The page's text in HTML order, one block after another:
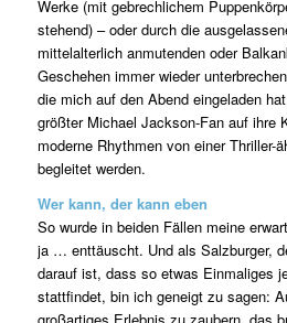
Werke (mit gebrechlichem
stehend) – oder durch die
mittelalterlich anmutenden oder
Geschehen immer wieder
die mich auf den Abend eingeladen
größter Michael Jackson-Fan auf ihre
moderne Rhythmen von einer Thriller-
begleitet werden.
Wer kann, der kann eben
So wurde in beiden Fällen meine
ja … enttäuscht. Und als Salzburger,
darauf ist, dass so etwas Einmaliges
stattfindet, bin ich geneigt zu sagen: